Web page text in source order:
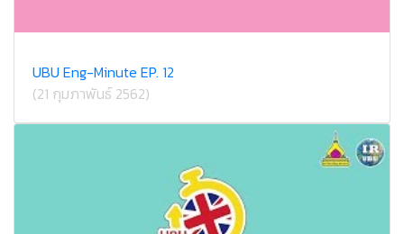
UBU Eng-Minute EP. 12
(21 กุมภาพันธ์ 2562)